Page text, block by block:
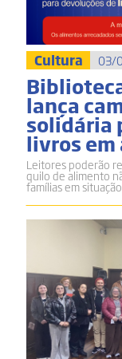
Cultura 03/
lança
solidária
livros em
Leitores poderão
quilo de alimento
famílias em